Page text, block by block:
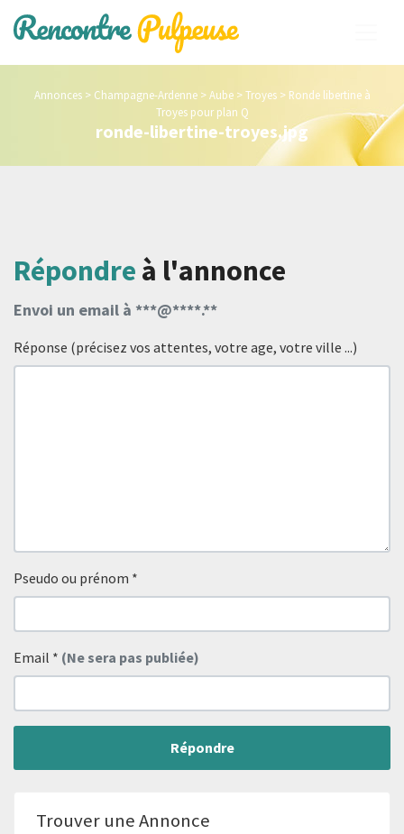
Annonces> Champagne-Ardenne>Aube>Troyes> Ronde libertine à
Troyes pour plan Q
ronde-libertine-troyes.jpg
Répondre à l'annonce
Envoi un email à ***@****.**
Réponse (précisez vos attentes, votre age, votre ville ...)
Pseudo ou prénom *
Email * (Ne sera pas publiée)
Répondre
Trouver une Annonce